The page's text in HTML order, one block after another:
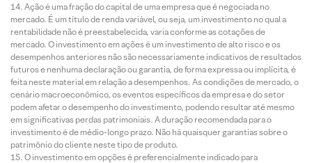
Ação é uma fração do capital de uma empresa que é negociada no
mercado. É um título de renda variável, ou seja, um investimento no qual a
rentabilidade não é preestabelecida, varia conforme as cotações de
mercado. O investimento em ações é um investimento de alto risco e os
desempenhos anteriores não são necessariamente indicativos de resultados
futuros e nenhuma declaração ou garantia, de forma expressa ou implícita, é
feita neste material em relação a desempenhos. As condições de mercado, o
cenário macroeconômico, os eventos específicos da empresa e do setor
podem afetar o desempenho do investimento, podendo resultar até mesmo
em significativas perdas patrimoniais. A duração recomendada para o
investimento é de médio-longo prazo. Não há quaisquer garantias sobre o
patrimônio do cliente neste tipo de produto.
O investimento em opções é preferencialmente indicado para